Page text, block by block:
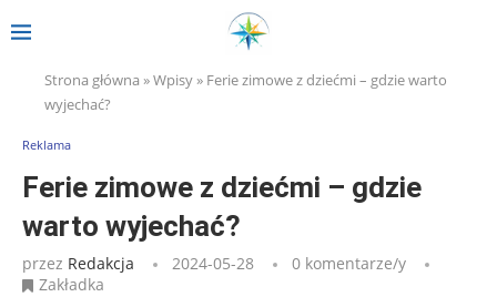
Strona główna »Wpisy» Ferie zimowe z dziećmi – gdzie warto
wyjechać?
Reklama
Ferie zimowe z dziećmi – gdzie
warto wyjechać?
przez Redakcja 2024-05-28
0 komentarze/y
Zakładka